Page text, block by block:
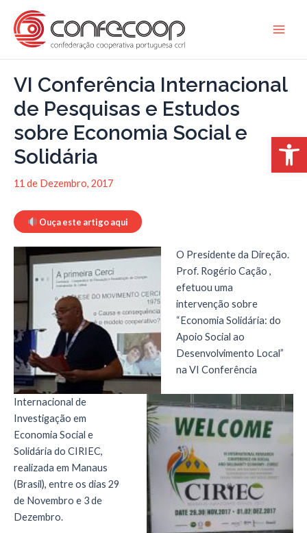
content
VI Conferência Internacional
de Pesquisas e Estudos
sobre Economia Social e
Solidária
11 de Dezembro, 2017
Ouça este artigo aqui
O Presidente da Direção.
Prof. Rogério Cação ,
efetuou uma
intervenção sobre
“Economia Solidária: do
Apoio Social ao
Desenvolvimento Local”
na VI Conferência
Internacional de
Investigação em
Economia Social e
Solidária do CIRIEC,
realizada em Manaus
(Brasil), entre os dias 29
de Novembro e 3 de
Dezembro.